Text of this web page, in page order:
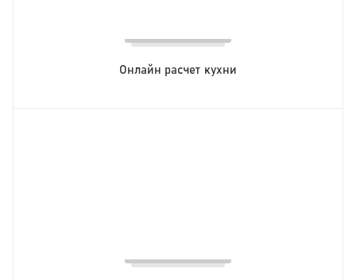
Онлайн расчет кухни